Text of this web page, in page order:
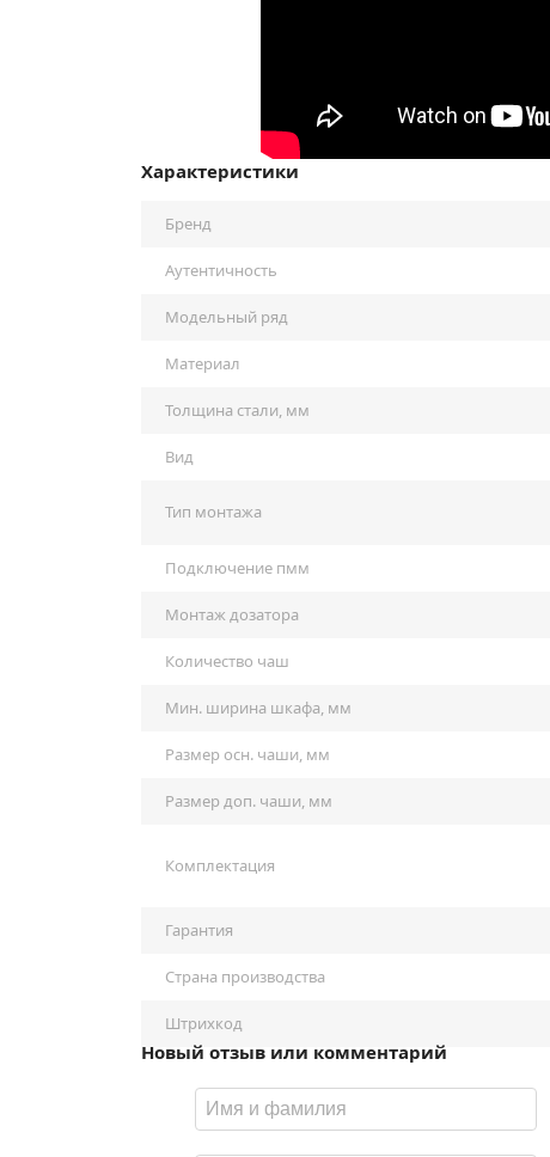
Характеристики
Бренд
Аутентичность
Модельный ряд
Материал
Толщина стали, мм
Вид
Тип монтажа
Подключение пмм
Монтаж дозатора
Количество чаш
Мин. ширина шкафа, мм
Размер осн. чаши, мм
Размер доп. чаши, мм
Комплектация
Гарантия
Страна производства
Штрихкод
Новый отзыв или комментарий